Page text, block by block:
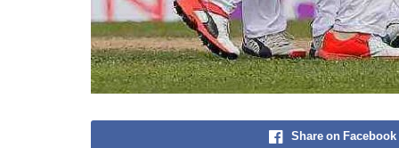
Share on Facebook